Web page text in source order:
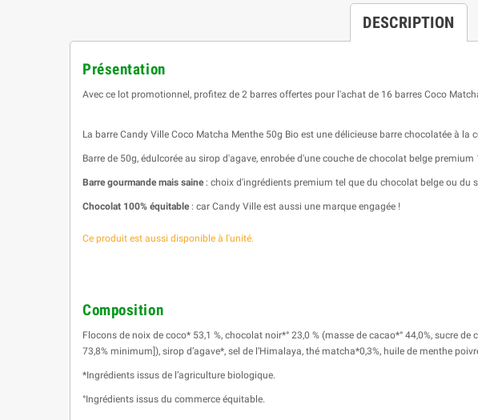
DESCRIPTION
Présentation
Avec ce lot promotionnel, profitez de 2 barres offertes pour l'achat de 16 barres Coco
La barre Candy Ville Coco Matcha Menthe 50g Bio est une délicieuse barre chocolatée à
Barre de 50g, édulcorée au sirop d'agave, enrobée d'une couche de chocolat belge premium
Barre gourmande mais saine : choix d'ingrédients premium tel que du chocolat belge ou du
Chocolat 100% équitable : car Candy Ville est aussi une marque engagée !
Ce produit est aussi disponible à l'unité.
Composition
Flocons de noix de coco* 53,1 %, chocolat noir*° 23,0 % (masse de cacao*° 44,0%, sucre
73,8% minimum]), sirop d’agave*, sel de l’Himalaya, thé matcha*0,3%, huile de menthe
*Ingrédients issus de l’agriculture biologique.
°Ingrédients issus du commerce équitable.